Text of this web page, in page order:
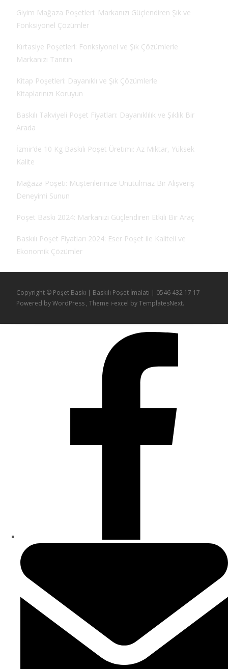
Giyim Mağaza Poşetleri: Markanızı Güçlendiren Şık ve
Fonksiyonel Çözümler
Kırtasiye Poşetleri: Fonksiyonel ve Şık Çözümlerle
Markanızı Tanıtın
Kitap Poşetleri: Dayanıklı ve Şık Çözümlerle
Kitaplarınızı Koruyun
Baskılı Takviyeli Poşet Fiyatları: Dayanıklılık ve Şıklık Bir
Arada
İzmir’de 10 Kg Baskılı Poşet Üretimi: Az Miktar, Yüksek
Kalite
Mağaza Poşeti: Müşterilerinize Unutulmaz Bir Alışveriş
Deneyimi Sunun
Poşet Baskı 2024: Markanızı Güçlendiren Etkili Bir Araç
Baskılı Poşet Fiyatları 2024: Eser Poşet ile Kaliteli ve
Ekonomik Çözümler
Copyright © Poşet Baskı | Baskılı Poşet İmalatı | 0546 432 17 17
Powered by WordPress , Theme i-excel by TemplatesNext.